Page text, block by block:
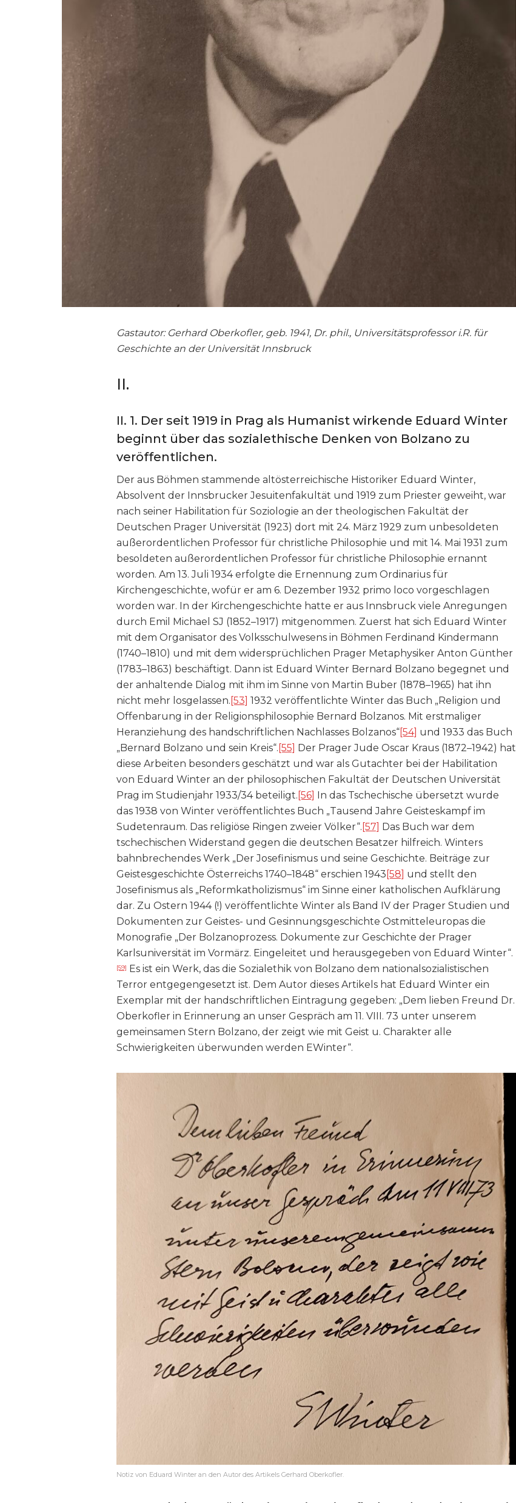
Gastautor: Gerhard Oberkofler, geb. 1941, Dr. phil., Universitätsprofessor i.R. für
Geschichte an der Universität Innsbruck
II.
II. 1. Der seit 1919 in Prag als Humanist wirkende Eduard Winter
beginnt über das sozialethische Denken von Bolzano zu
veröffentlichen.
Der aus Böhmen stammende altösterreichische Historiker Eduard Winter,
Absolvent der Innsbrucker Jesuitenfakultät und 1919 zum Priester geweiht, war
nach seiner Habilitation für Soziologie an der theologischen Fakultät der
Deutschen Prager Universität (1923) dort mit 24. März 1929 zum unbesoldeten
außerordentlichen Professor für christliche Philosophie und mit 14. Mai 1931 zum
besoldeten außerordentlichen Professor für christliche Philosophie ernannt
worden. Am 13. Juli 1934 erfolgte die Ernennung zum Ordinarius für
Kirchengeschichte, wofür er am 6. Dezember 1932 primo loco vorgeschlagen
worden war. In der Kirchengeschichte hatte er aus Innsbruck viele Anregungen
durch Emil Michael SJ (1852–1917) mitgenommen. Zuerst hat sich Eduard Winter
mit dem Organisator des Volksschulwesens in Böhmen Ferdinand Kindermann
(1740–1810) und mit dem widersprüchlichen Prager Metaphysiker Anton Günther
(1783–1863) beschäftigt. Dann ist Eduard Winter Bernard Bolzano begegnet und
der anhaltende Dialog mit ihm im Sinne von Martin Buber (1878–1965) hat ihn
nicht mehr losgelassen. [53] 1932 veröffentlichte Winter das Buch „Religion und
Offenbarung in der Religionsphilosophie Bernard Bolzanos. Mit erstmaliger
Heranziehung des handschriftlichen Nachlasses Bolzanos“[54] und 1933 das Buch
„Bernard Bolzano und sein Kreis“. [55] Der Prager Jude Oscar Kraus (1872–1942) hat
diese Arbeiten besonders geschätzt und war als Gutachter bei der Habilitation
von Eduard Winter an der philosophischen Fakultät der Deutschen Universität
Prag im Studienjahr 1933/34 beteiligt. [56] In das Tschechische übersetzt wurde
das 1938 von Winter veröffentlichtes Buch „Tausend Jahre Geisteskampf im
Sudetenraum. Das religiöse Ringen zweier Völker“. [57] Das Buch war dem
tschechischen Widerstand gegen die deutschen Besatzer hilfreich. Winters
bahnbrechendes Werk „Der Josefinismus und seine Geschichte. Beiträge zur
Geistesgeschichte Österreichs 1740–1848“ erschien 1943 [58] und stellt den
Josefinismus als „Reformkatholizismus“ im Sinne einer katholischen Aufklärung
dar. Zu Ostern 1944 (!) veröffentlichte Winter als Band IV der Prager Studien und
Dokumenten zur Geistes- und Gesinnungsgeschichte Ostmitteleuropas die
Monografie „Der Bolzanoprozess. Dokumente zur Geschichte der Prager
Karlsuniversität im Vormärz. Eingeleitet und herausgegeben von Eduard Winter“.
[59] Es ist ein Werk, das die Sozialethik von Bolzano dem nationalsozialistischen
Terror entgegengesetzt ist. Dem Autor dieses Artikels hat Eduard Winter ein
Exemplar mit der handschriftlichen Eintragung gegeben: „Dem lieben Freund Dr.
Oberkofler in Erinnerung an unser Gespräch am 11. VIII. 73 unter unserem
gemeinsamen Stern Bolzano, der zeigt wie mit Geist u. Charakter alle
Schwierigkeiten überwunden werden EWinter“.
Notiz von Eduard Winter an den Autor des Artikels Gerhard Oberkofler.